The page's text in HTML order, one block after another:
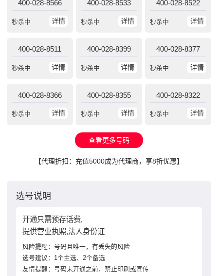
400-028-8566
详情
秒杀中
400-028-8533
详情
秒杀中
400-028-8522
详情
秒杀中
400-028-8511
详情
秒杀中
400-028-8399
详情
秒杀中
400-028-8377
详情
秒杀中
400-028-8366
详情
秒杀中
400-028-8355
详情
秒杀中
400-028-8322
详情
秒杀中
查看更多号码
【代理折扣：充值5000成为代理商，享8折优惠】
选号说明
开通只需预存话费,
提供营业执照,法人身份证
风险提醒：号码且唯一，有丢失的风险
选号建议：1个主选、2个备选
友情提醒：号码未开通之前，禁止印刷或宣传